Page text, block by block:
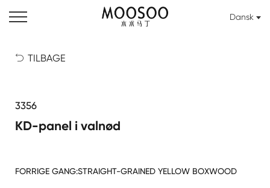
Dansk
 TILBAGE
3356
KD-panel i valnød
FORRIGE GANG:STRAIGHT-GRAINED YELLOW BOXWOOD